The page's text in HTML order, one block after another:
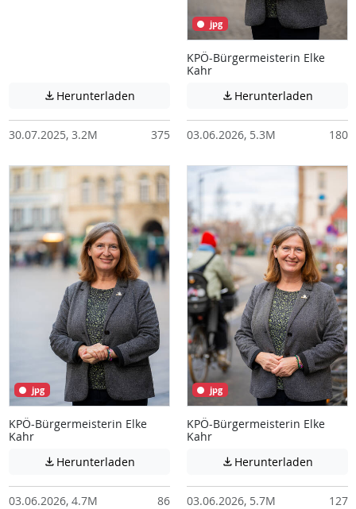
 Herunterladen Achtung: Diese Datei enthält unter
30.07.2025, 3.2M 375
jpg
KPÖ-Bürgermeisterin Elke
Kahr
 Herunterladen
03.06.2026, 5.3M 180
jpg
KPÖ-Bürgermeisterin Elke
Kahr
 Herunterladen Achtung: Diese Datei enthält unter
03.06.2026, 4.7M 86
jpg
KPÖ-Bürgermeisterin Elke
Kahr
 Herunterladen
03.06.2026, 5.7M 127